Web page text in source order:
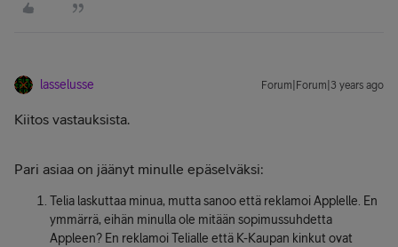
lasselusse Forum|Forum|3 years ago
Kiitos vastauksista.
Pari asiaa on jäänyt minulle epäselväksi:
Telia laskuttaa minua, mutta sanoo että reklamoi Applelle. En
ymmärrä, eihän minulla ole mitään sopimussuhdetta
Appleen? En reklamoi Telialle että K-Kaupan kinkut ovat